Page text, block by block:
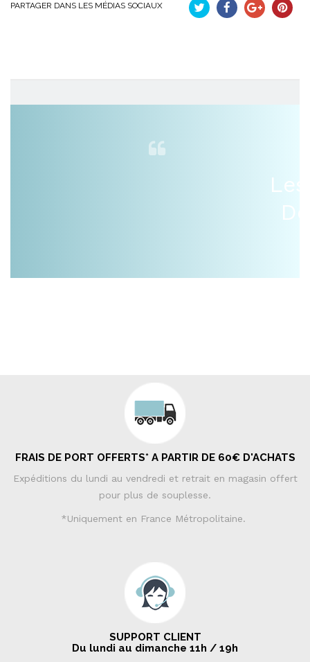
PARTAGER DANS LES MÉDIAS SOCIAUX
FRAIS DE PORT OFFERTS* A PARTIR DE 60€ D'ACHATS
Expéditions du lundi au vendredi et retrait en magasin offert
pour plus de souplesse.
*Uniquement en France Métropolitaine.
SUPPORT CLIENT
Du lundi au dimanche 11h / 19h